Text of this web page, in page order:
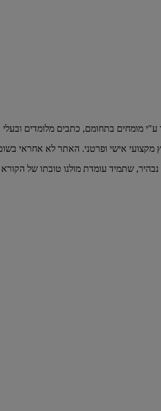
מומחים בתחומם, כתבים מלומדים
מקצועי אישי ופרטני. האתר לא אחראי
שתמיד עומדת מולנו טובתו של